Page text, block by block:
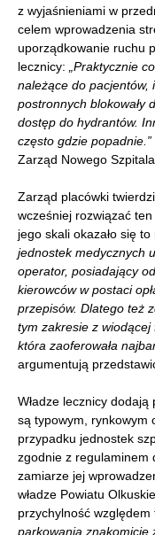
z wyjaśnieniami w
celem wprowadzenia
uporządkowanie ruchu
lecznicy:
„Praktycznie
należące do pacjentów,
postronnych blokowały
dostęp do hydrantów.
często gdzie popadnie.”
Zarząd Nowego
Zarząd placówki
wcześniej rozwiązać ten
jego skali okazało się
jednostek medycznych
operator, posiadający
kierowców w postaci
przepisów. Dlatego też
tym zakresie z wiodącej
która zaoferowała
argumentują
Władze lecznicy
są typowym, rynkowym
przypadku jednostek
zgodnie z regulaminem
zamiarze jej
władze Powiatu
przychylność względem
parkowania znakomicie